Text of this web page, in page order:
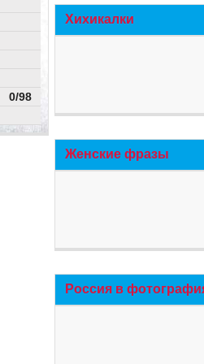
0/98
Хихикалки
Женские фразы
Россия в